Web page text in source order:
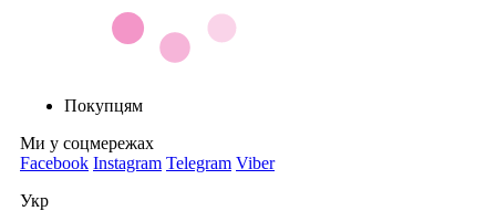
Покупцям
Ми у соцмережах
Facebook Instagram Telegram Viber
Укр